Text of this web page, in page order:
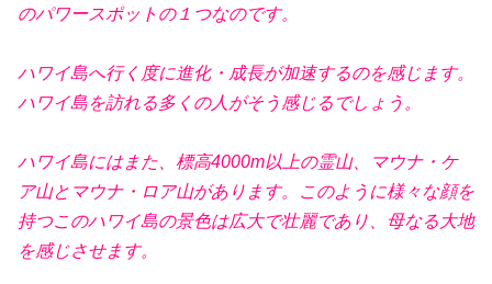
のパワースポットの１つなのです。
ハワイ島へ行く度に進化・成長が加速するのを感じます。
ハワイ島を訪れる多くの人がそう感じるでしょう。
ハワイ島にはまた、標高4000m以上の霊山、マウナ・ケ
ア山とマウナ・ロア山があります。このように様々な顔を
持つこのハワイ島の景色は広大で壮麗であり、母なる大地
を感じさせます。